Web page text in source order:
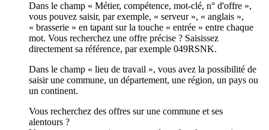
Dans le champ « Métier, compétence, mot-clé, n° d'offre »,
vous pouvez saisir, par exemple, « serveur », « anglais »,
« brasserie » en tapant sur la touche « entrée » entre chaque
mot. Vous recherchez une offre précise ? Saisissez
directement sa référence, par exemple 049RSNK.
Dans le champ « lieu de travail », vous avez la possibilité de
saisir une commune, un département, une région, un pays ou
un continent.
Vous recherchez des offres sur une commune et ses
alentours ?